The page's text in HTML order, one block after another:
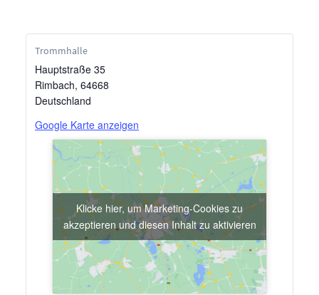
Trommhalle
Hauptstraße 35
Rimbach, 64668
Deutschland
Google Karte anzeigen
Klicke hier, um Marketing-Cookies zu
akzeptieren und diesen Inhalt zu aktivieren